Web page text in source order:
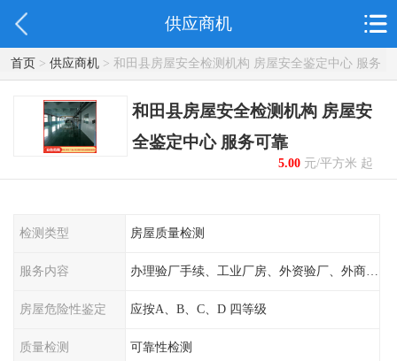
供应商机
首页> 供应商机> 和田县房屋安全检测机构 房屋安全鉴定中心 服务
可靠
和田县房屋安全检测机构 房屋安
全鉴定中心 服务可靠
5.00元/平方米 起
检测类型 房屋质量检测
服务内容
房屋危险性鉴定 应按A、B、C、D 四等级
质量检测 可靠性检测